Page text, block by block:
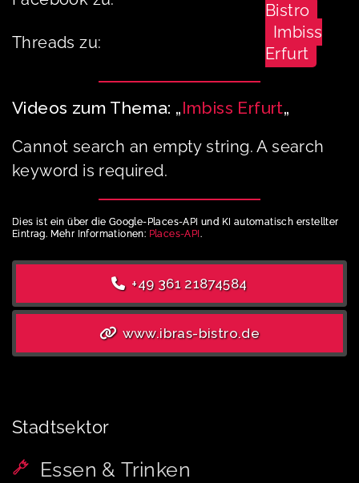
Bistro
Threads zu:
Imbiss
Erfurt
Videos zum Thema: „Imbiss Erfurt„
Cannot search an empty string. A search
keyword is required.
Dies ist ein über die Google-Places-API und KI automatisch erstellter
Eintrag. Mehr Informationen: Places-API .
+49 361 21874584
www.ibras-bistro.de
Stadtsektor
Essen & Trinken